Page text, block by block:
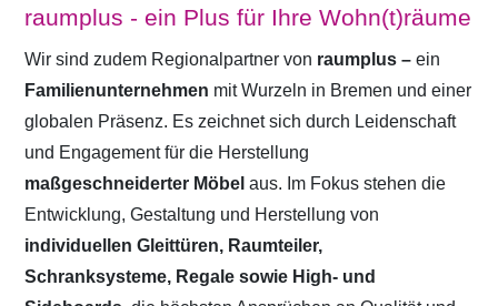
raumplus - ein Plus für Ihre Wohn(t)räume
Wir sind zudem Regionalpartner von raumplus – ein
Familienunternehmen mit Wurzeln in Bremen und einer
globalen Präsenz. Es zeichnet sich durch Leidenschaft
und Engagement für die Herstellung
maßgeschneiderter Möbelaus. Im Fokus stehen die
Entwicklung, Gestaltung und Herstellung von
individuellen Gleittüren, Raumteiler,
Schranksysteme, Regale sowie High- und